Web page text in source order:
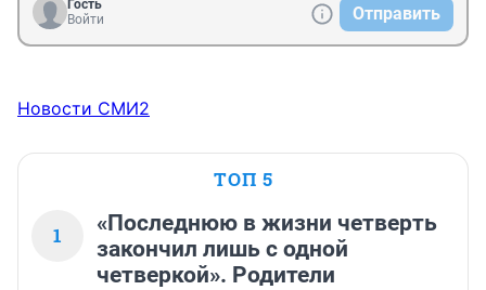
Гость
Войти
Отправить
Новости СМИ2
ТОП 5
1
«Последнюю в жизни четверть
закончил лишь с одной
четверкой». Родители